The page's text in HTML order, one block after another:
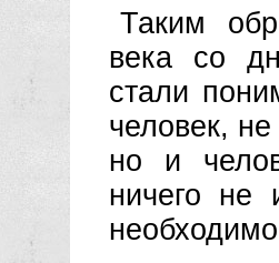
Таким
века со
стали
человек,
но и
ничего не